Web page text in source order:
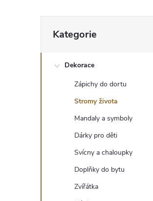
o
kategorie
Kategorie
Dekorace
Zápichy do dortu
Stromy života
Mandaly a symboly
Dárky pro děti
Svícny a chaloupky
Doplňky do bytu
Zvířátka